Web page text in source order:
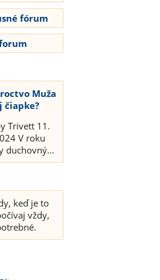
fórum
Muža
čiapke?
Trivett 11.
V roku
duchovný...
keď je to
vždy,